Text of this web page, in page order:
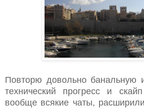
Повторю довольно банальную
технический прогресс и
вообще всякие чаты,